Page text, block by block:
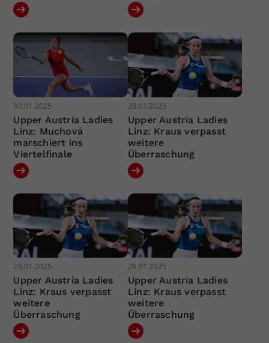
30.01.2025
Upper Austria Ladies
Linz: Muchová
marschiert ins
Viertelfinale
29.01.2025
Upper Austria Ladies
Linz: Kraus verpasst
weitere
Überraschung
29.01.2025
Upper Austria Ladies
Linz: Kraus verpasst
weitere
Überraschung
29.01.2025
Upper Austria Ladies
Linz: Kraus verpasst
weitere
Überraschung